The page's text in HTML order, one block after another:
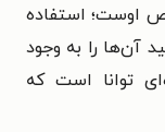
اوست؛ استفاده
آن‌ها را به وجود
توانا است که